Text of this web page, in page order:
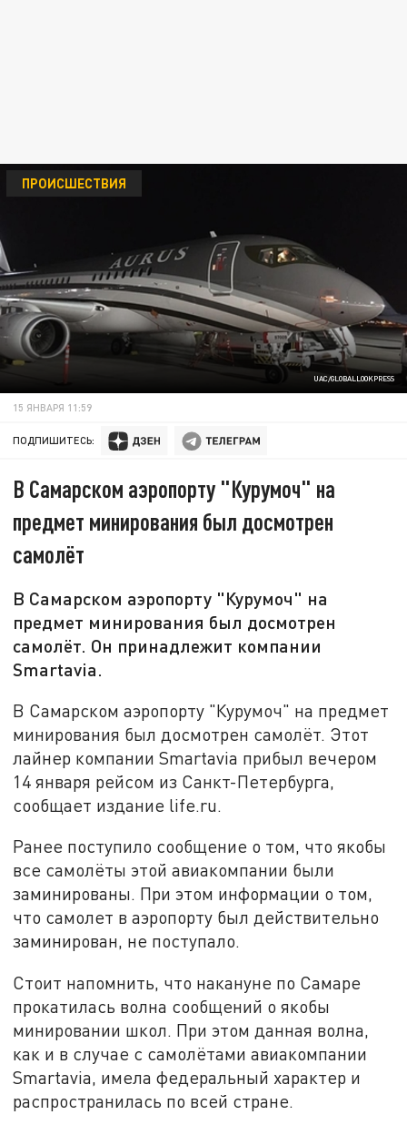
UAC/GLOBALLOOKPRESS
ПРОИСШЕСТВИЯ
15 ЯНВАРЯ 11:59
ПОДПИШИТЕСЬ:
В Самарском аэропорту "Курумоч" на
предмет минирования был досмотрен
самолёт
В Самарском аэропорту "Курумоч" на
предмет минирования был досмотрен
самолёт. Он принадлежит компании
Smartavia.
В Самарском аэропорту "Курумоч" на предмет
минирования был досмотрен самолёт. Этот
лайнер компании Smartavia прибыл вечером
14 января рейсом из Санкт-Петербурга,
сообщает издание life.ru.
Ранее поступило сообщение о том, что якобы
все самолёты этой авиакомпании были
заминированы. При этом информации о том,
что самолет в аэропорту был действительно
заминирован, не поступало.
Стоит напомнить, что накануне по Самаре
прокатилась волна сообщений о якобы
минировании школ. При этом данная волна,
как и в случае с самолётами авиакомпании
Smartavia, имела федеральный характер и
распространилась по всей стране.